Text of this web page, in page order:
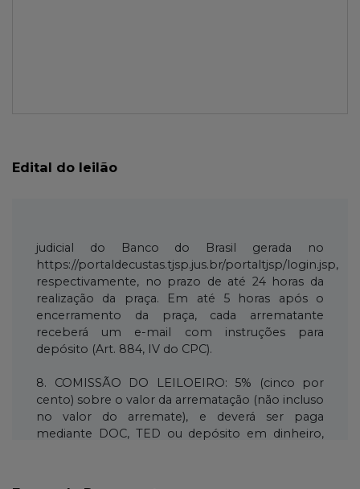
Edital do leilão
judicial do Banco do Brasil gerada no
https://portaldecustas.tjsp.jus.br/portaltjsp/login.jsp,
respectivamente, no prazo de até 24 horas da
realização da praça. Em até 5 horas após o
encerramento da praça, cada arrematante
receberá um e-mail com instruções para
depósito (Art. 884, IV do CPC).
8. COMISSÃO DO LEILOEIRO: 5% (cinco por
cento) sobre o valor da arrematação (não incluso
no valor do arremate), e deverá ser paga
mediante DOC, TED ou depósito em dinheiro,